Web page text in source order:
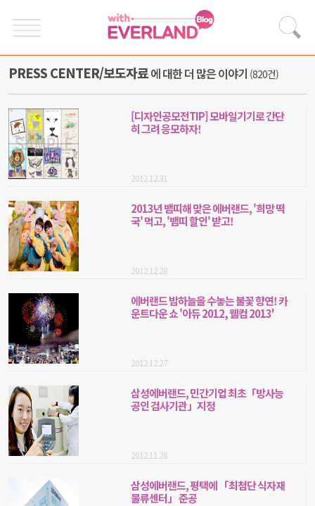
PRESS CENTER/보도자료에 대한 더 많은 이야기 (820건)
[디자인공모전TIP] 모바일기기로 간단
히 그려 응모하자!
2012.12.31
2013년 뱀띠해 맞은 에버랜드, '희망 떡
국' 먹고, '뱀띠 할인' 받고!
2012.12.28
에버랜드 밤하늘을 수놓는 불꽃 향연! 카
운트다운 쇼 '아듀 2012, 웰컴 2013'
2012.12.27
삼성에버랜드, 민간기업 최초「방사능
공인 검사기관」지정
2012.11.28
삼성에버랜드, 평택에 「최첨단 식자재
물류센터」 준공